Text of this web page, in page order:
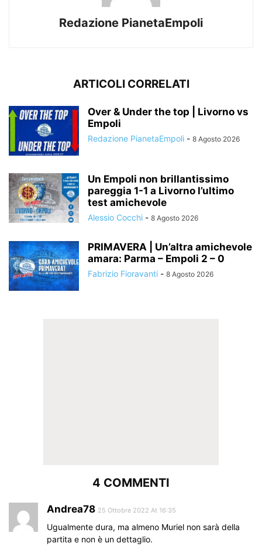
Redazione PianetaEmpoli
ARTICOLI CORRELATI
Over & Under the top | Livorno vs
Empoli
Redazione PianetaEmpoli - 8 Agosto 2026
Un Empoli non brillantissimo
pareggia 1-1 a Livorno l’ultimo
test amichevole
Alessio Cocchi - 8 Agosto 2026
PRIMAVERA | Un’altra amichevole
amara: Parma – Empoli 2 – 0
Fabrizio Fioravanti - 8 Agosto 2026
4 COMMENTI
Andrea78 25 Ottobre 2022 At 16:35
Ugualmente dura, ma almeno Muriel non sarà della
partita e non è un dettaglio.